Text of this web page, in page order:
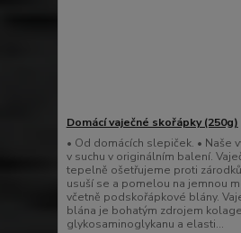
Domácí vaječné skořápky (250g)
• Od domácích slepiček. • Naše
v suchu v originálním balení.
tepelně ošetřujeme proti
usuší se a pomelou na jemnou
včetně podskořápkové blány.
blána je bohatým zdrojem
glykosaminoglykanu a elasti...